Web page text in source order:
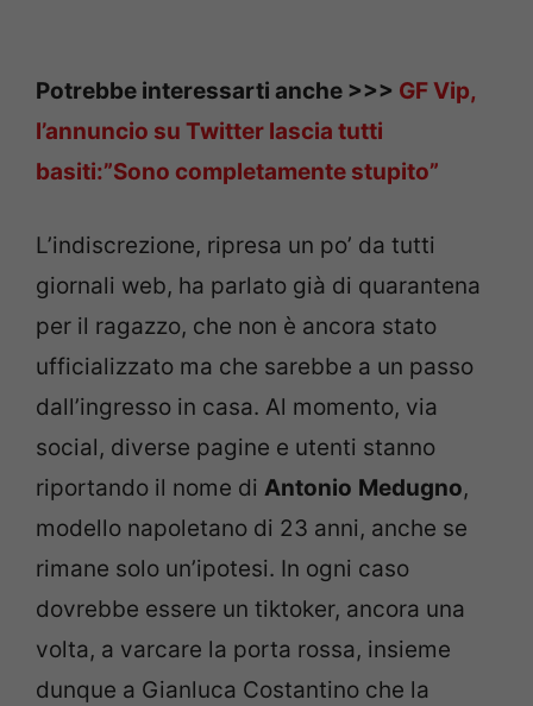
Potrebbe interessarti anche >>> GF Vip,
l’annuncio su Twitter lascia tutti
basiti:”Sono completamente stupito”
L’indiscrezione, ripresa un po’ da tutti
giornali web, ha parlato già di quarantena
per il ragazzo, che non è ancora stato
ufficializzato ma che sarebbe a un passo
dall’ingresso in casa. Al momento, via
social, diverse pagine e utenti stanno
riportando il nome di Antonio Medugno,
modello napoletano di 23 anni, anche se
rimane solo un’ipotesi. In ogni caso
dovrebbe essere un tiktoker, ancora una
volta, a varcare la porta rossa, insieme
dunque a Gianluca Costantino che la